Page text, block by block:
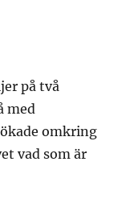
på två
med
omkring
vad som är